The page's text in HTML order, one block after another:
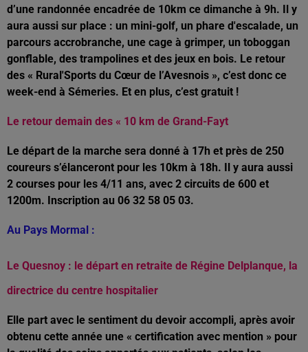
d’une randonnée encadrée de 10km ce dimanche à 9h. Il y
aura aussi sur place : un mini-golf, un phare d'escalade, un
parcours accrobranche, une cage à grimper, un toboggan
gonflable, des trampolines et des jeux en bois. Le retour
des « Rural'Sports du Cœur de l’Avesnois », c’est donc ce
week-end à Sémeries. Et en plus, c’est gratuit !
Le retour demain des « 10 km de Grand-Fayt
Le départ de la marche sera donné à 17h et près de 250
coureurs s’élanceront pour les 10km à 18h. Il y aura aussi
2 courses pour les 4/11 ans, avec 2 circuits de 600 et
1200m. Inscription au 06 32 58 05 03.
Au Pays Mormal :
Le Quesnoy : le départ en retraite de Régine Delplanque, la
directrice du centre hospitalier
Elle part avec le sentiment du devoir accompli, après avoir
obtenu cette année une « certification avec mention » pour